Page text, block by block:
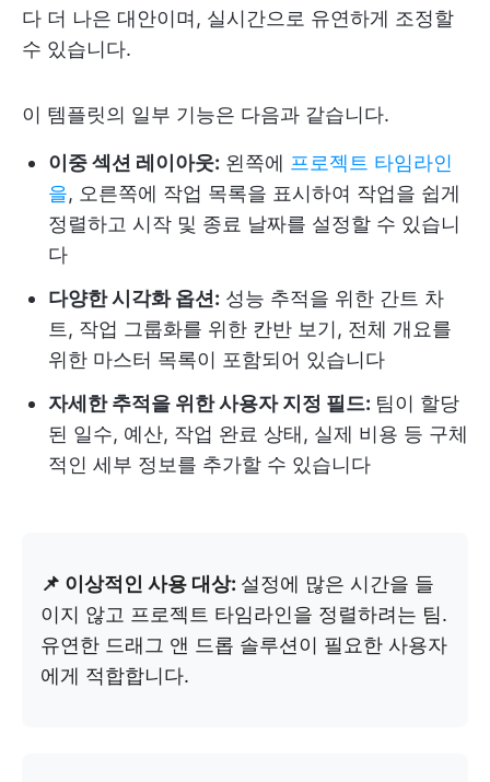
다 더 나은 대안이며, 실시간으로 유연하게 조정할
수 있습니다.
이 템플릿의 일부 기능은 다음과 같습니다.
이중 섹션 레이아웃: 왼쪽에 프로젝트 타임라인
을, 오른쪽에 작업 목록을 표시하여 작업을 쉽게
정렬하고 시작 및 종료 날짜를 설정할 수 있습니
다
다양한 시각화 옵션: 성능 추적을 위한 간트 차
트, 작업 그룹화를 위한 칸반 보기, 전체 개요를
위한 마스터 목록이 포함되어 있습니다
자세한 추적을 위한 사용자 지정 필드: 팀이 할당
된 일수, 예산, 작업 완료 상태, 실제 비용 등 구체
적인 세부 정보를 추가할 수 있습니다
📌 이상적인 사용 대상: 설정에 많은 시간을 들
이지 않고 프로젝트 타임라인을 정렬하려는 팀.
유연한 드래그 앤 드롭 솔루션이 필요한 사용자
에게 적합합니다.